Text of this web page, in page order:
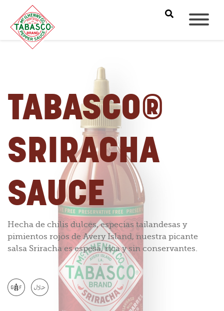
TABASCO®
SRIRACHA
SAUCE
Hecha de chilis dulces, especias tailandesas y
pimientos rojos de Avery Island, nuestra picante
salsa Sriracha es espesa, rica y sin conservantes.